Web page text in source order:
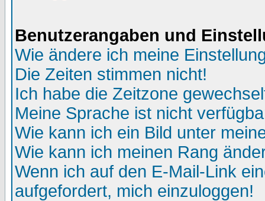
Benutzerangaben und
Wie ändere ich meine
Die Zeiten stimmen nicht!
Ich habe die Zeitzone
Meine Sprache ist nicht
Wie kann ich ein Bild unter
Wie kann ich meinen Rang
Wenn ich auf den E-Mail-Link
aufgefordert, mich einzuloggen!